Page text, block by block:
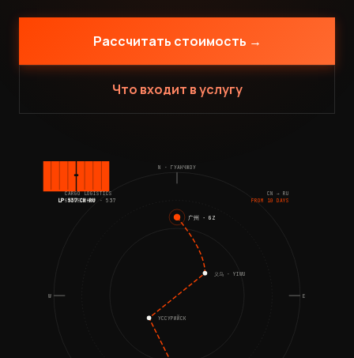
Рассчитать стоимость →
Что входит в услугу
N · ГУАНЧЖОУ
W E
广州 · GZ
义乌 · YIWU
УССУРИЙСК
LP·537·CN-RU
CARGO LOGISTICS
SINCE 2009 · 537
CN → RU
FROM 10 DAYS